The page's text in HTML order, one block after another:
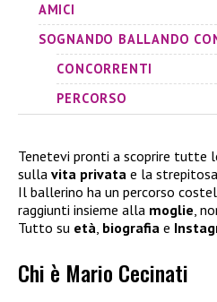
AMICI
SOGNANDO BALLANDO
CONCORRENTI
PERCORSO
Tenetevi pronti a scoprire tutte
sulla vita privata e la strepitosa
Il ballerino ha un percorso
raggiunti insieme alla moglie ,
Tutto su età biografia e
Chi è Mario Cecinati